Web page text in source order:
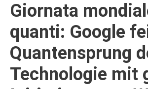
Giornata
quanti: Google
Quantensprung
Technologie mit